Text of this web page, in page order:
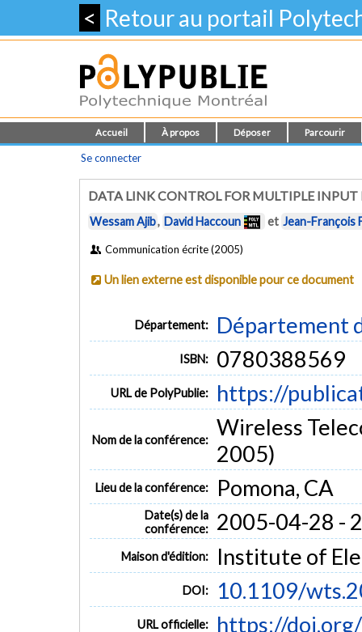
< Retour au portail
Accueil À propos Déposer Parcourir
Se connecter
DATA LINK CONTROL FOR MULTIPLE INPUT
Wessam Ajib, David Haccoun et Jean-François
Communication écrite (2005)
Un lien externe est disponible pour ce document
Département: Département
ISBN: 0780388569
URL de PolyPublie: https://
Nom de la conférence: Wireless
2005)
Lieu de la conférence: Pomona, CA
Date(s) de la
conférence:
2005-04-28 -
Maison d'édition: Institute of
DOI: 10.1109/
URL officielle: https://